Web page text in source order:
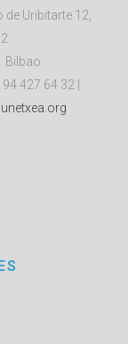
de Uribitarte 12,
Bilbao
427 64 32 |